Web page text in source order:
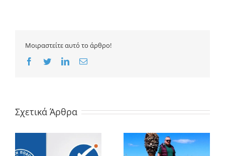
Μοιραστείτε αυτό το άρθρο!
Facebook
TwitterLinkedInEmail
Σχετικά Άρθρα